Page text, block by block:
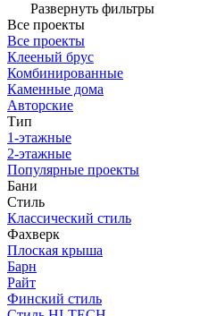
Развернуть фильтры
Все проекты
Все проекты
Клееный брус
Комбинированные
Каменные дома
Авторские
Тип
1-этажные
2-этажные
Популярные проекты
Бани
Стиль
Классический стиль
Фахверк
Плоская крыша
Барн
Райт
Финский стиль